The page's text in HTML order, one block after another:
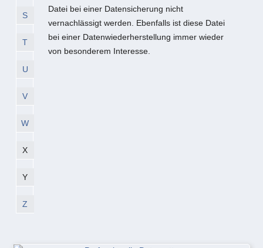
S
T
U
V
W
X
Y
Z
Datei bei einer Datensicherung nicht
vernachlässigt werden. Ebenfalls ist diese Datei
bei einer Datenwiederherstellung immer wieder
von besonderem Interesse.